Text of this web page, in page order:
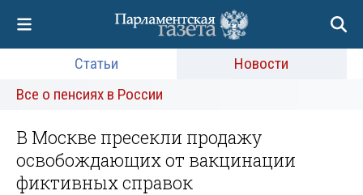
Статьи
Новости
Все о пенсиях в России
В Москве пресекли продажу
освобождающих от вакцинации
фиктивных справок